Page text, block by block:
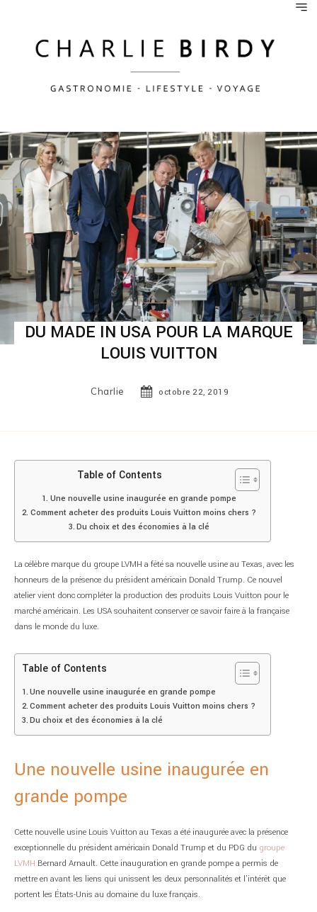
DU MADE IN USA POUR LA MARQUE
LOUIS VUITTON
Charlie octobre 22, 2019
Table of Contents
Une nouvelle usine inaugurée en grande pompe
Comment acheter des produits Louis Vuitton moins chers ?
Du choix et des économies à la clé
La célèbre marque du groupe LVMH a fêté sa nouvelle usine au Texas, avec les
honneurs de la présence du président américain Donald Trump. Ce nouvel
atelier vient donc compléter la production des produits Louis Vuitton pour le
marché américain. Les USA souhaitent conserver ce savoir faire à la française
dans le monde du luxe.
Table of Contents
Une nouvelle usine inaugurée en grande pompe
Comment acheter des produits Louis Vuitton moins chers ?
Du choix et des économies à la clé
Une nouvelle usine inaugurée en
grande pompe
Cette nouvelle usine Louis Vuitton au Texas a été inaugurée avec la présence
exceptionnelle du président américain Donald Trump et du PDG du groupe
LVMH Bernard Arnault. Cette inauguration en grande pompe a permis de
mettre en avant les liens qui unissent les deux personnalités et l’intérêt que
portent les États-Unis au domaine du luxe français.